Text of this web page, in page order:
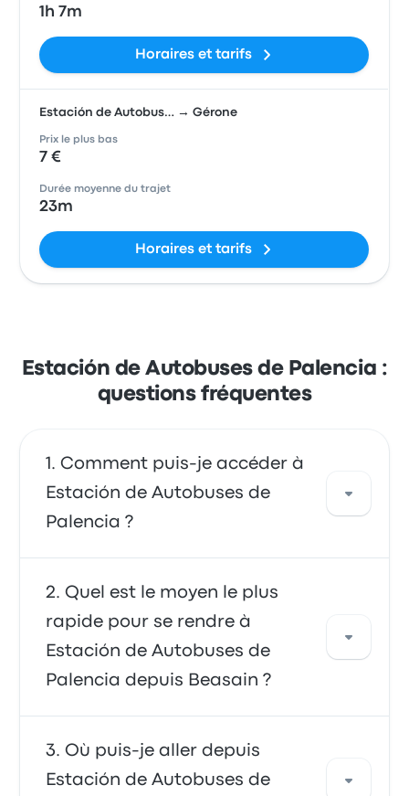
1h 7m
Horaires et tarifs
Estación de Autobus… → Gérone
Prix le plus bas
7 €
Durée moyenne du trajet
23m
Horaires et tarifs
Estación de Autobuses de Palencia :
questions fréquentes
Comment puis-je accéder à
Estación de Autobuses de
Palencia ?
Vous pouvez vous déplacer en bus ou en train
afin d'accéder directement à votre
destination. Vous pouvez également prendre
un taxi ou utiliser un service de covoiturage.
Quel est le moyen le plus
rapide pour se rendre à
Estación de Autobuses de
Palencia depuis Beasain ?
Se déplacer de et vers Estación de Autobuses
de Palencia en bus est l'option la plus rapide
Où puis-je aller depuis
Estación de Autobuses de